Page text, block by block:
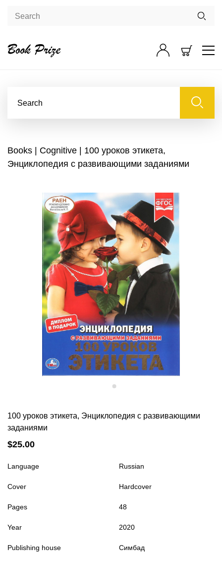
Books | Cognitive | 100 уроков этикета,
Энциклопедия с развивающими заданиями
100 уроков этикета, Энциклопедия с развивающими
заданиями
$25.00
Language Russian
Cover Hardcover
Pages 48
Year 2020
Publishing house Симбад